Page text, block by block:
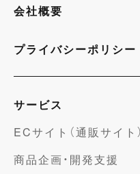
会社概要
プライバシーポリシー
サービス
ECサイト（通販サイト
商品企画・開発支援